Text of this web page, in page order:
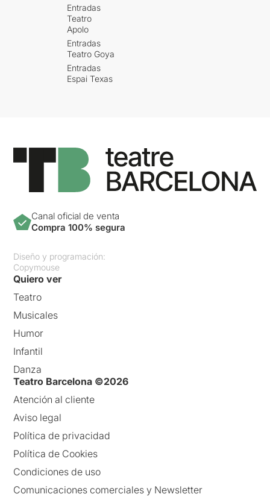
Entradas
Teatro
Apolo
Entradas
Teatro Goya
Entradas
Espai Texas
Canal oficial de venta
Compra 100% segura
Diseño y programación:
Copymouse
Quiero ver
Teatro
Musicales
Humor
Infantil
Danza
Teatro Barcelona ©2026
Atención al cliente
Aviso legal
Política de privacidad
Política de Cookies
Condiciones de uso
Comunicaciones comerciales y Newsletter